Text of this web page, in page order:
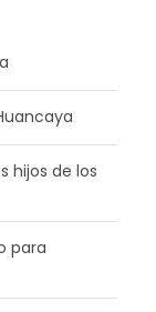
hijos de los
para